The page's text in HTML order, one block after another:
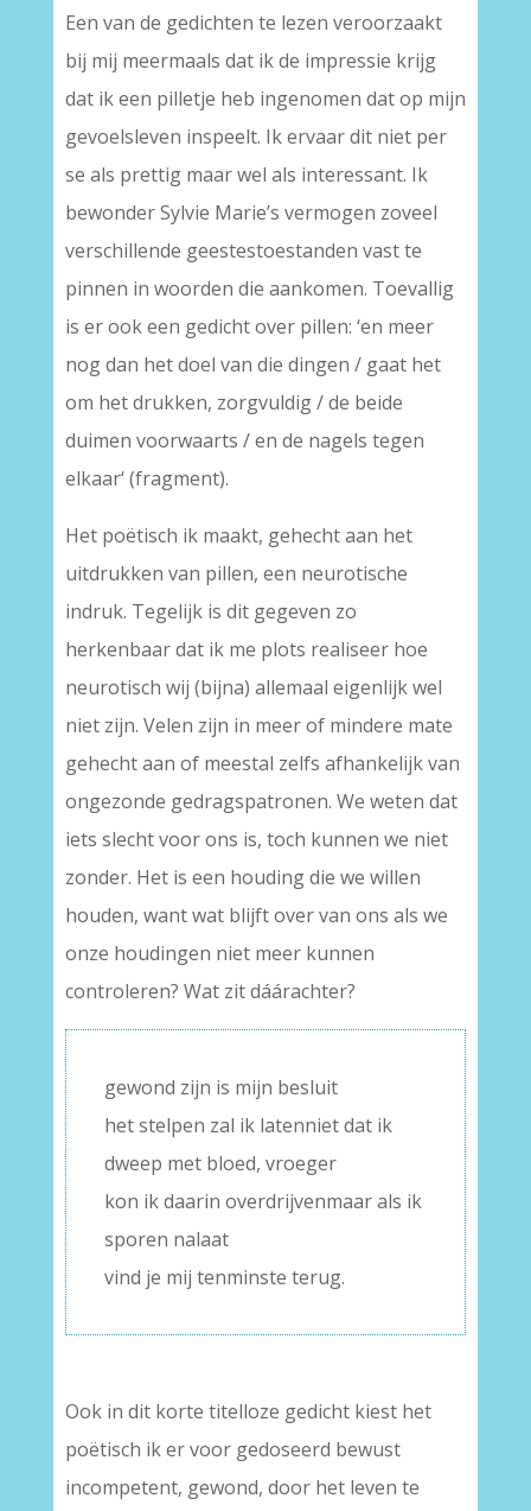
Een van de gedichten te lezen veroorzaakt
bij mij meermaals dat ik de impressie krijg
dat ik een pilletje heb ingenomen dat op mijn
gevoelsleven inspeelt. Ik ervaar dit niet per
se als prettig maar wel als interessant. Ik
bewonder Sylvie Marie’s vermogen zoveel
verschillende geestestoestanden vast te
pinnen in woorden die aankomen. Toevallig
is er ook een gedicht over pillen: ‘en meer
nog dan het doel van die dingen / gaat het
om het drukken, zorgvuldig / de beide
duimen voorwaarts / en de nagels tegen
elkaar‘ (fragment).
Het poëtisch ik maakt, gehecht aan het
uitdrukken van pillen, een neurotische
indruk. Tegelijk is dit gegeven zo
herkenbaar dat ik me plots realiseer hoe
neurotisch wij (bijna) allemaal eigenlijk wel
niet zijn. Velen zijn in meer of mindere mate
gehecht aan of meestal zelfs afhankelijk van
ongezonde gedragspatronen. We weten dat
iets slecht voor ons is, toch kunnen we niet
zonder. Het is een houding die we willen
houden, want wat blijft over van ons als we
onze houdingen niet meer kunnen
controleren? Wat zit dáárachter?
gewond zijn is mijn besluit
het stelpen zal ik latenniet dat ik
dweep met bloed, vroeger
kon ik daarin overdrijvenmaar als ik
sporen nalaat
vind je mij tenminste terug.
Ook in dit korte titelloze gedicht kiest het
poëtisch ik er voor gedoseerd bewust
incompetent, gewond, door het leven te